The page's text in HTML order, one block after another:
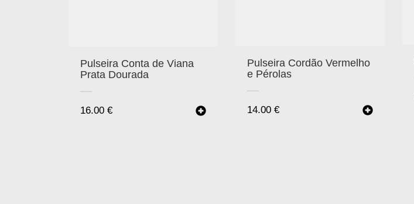
Pulseira Conta de Viana
Prata Dourada
16.00 €
Pulseira Cordão Vermelho
e Pérolas
14.00 €